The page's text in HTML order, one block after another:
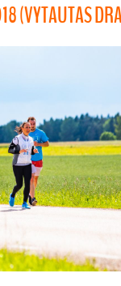
(VYTAUTAS